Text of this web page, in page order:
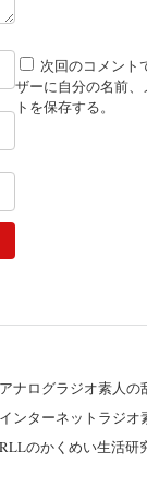
次回のコメント
ザーに自分の名前
トを保存する。
ナログラジオ素人の
ンターネットラジオ
のかくめい生活研